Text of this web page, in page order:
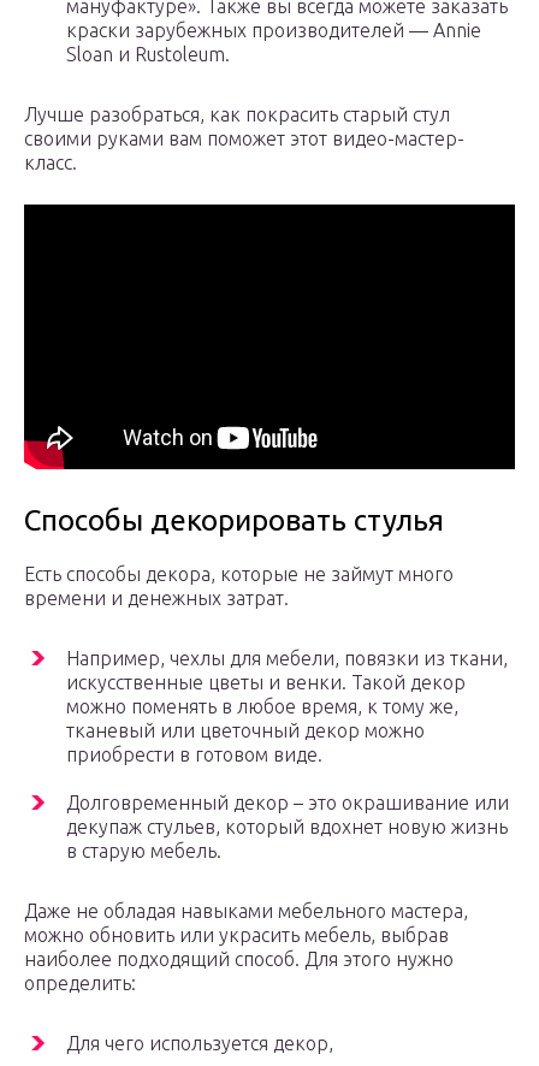
мануфактуре». Также вы всегда можете заказать
краски зарубежных производителей — Annie
Sloan и Rustoleum.
Лучше разобраться, как покрасить старый стул
своими руками вам поможет этот видео-мастер-
класс.
Способы декорировать стулья
Есть способы декора, которые не займут много
времени и денежных затрат.
Например, чехлы для мебели, повязки из ткани,
искусственные цветы и венки. Такой декор
можно поменять в любое время, к тому же,
тканевый или цветочный декор можно
приобрести в готовом виде.
Долговременный декор – это окрашивание или
декупаж стульев, который вдохнет новую жизнь
в старую мебель.
Даже не обладая навыками мебельного мастера,
можно обновить или украсить мебель, выбрав
наиболее подходящий способ. Для этого нужно
определить:
Для чего используется декор,